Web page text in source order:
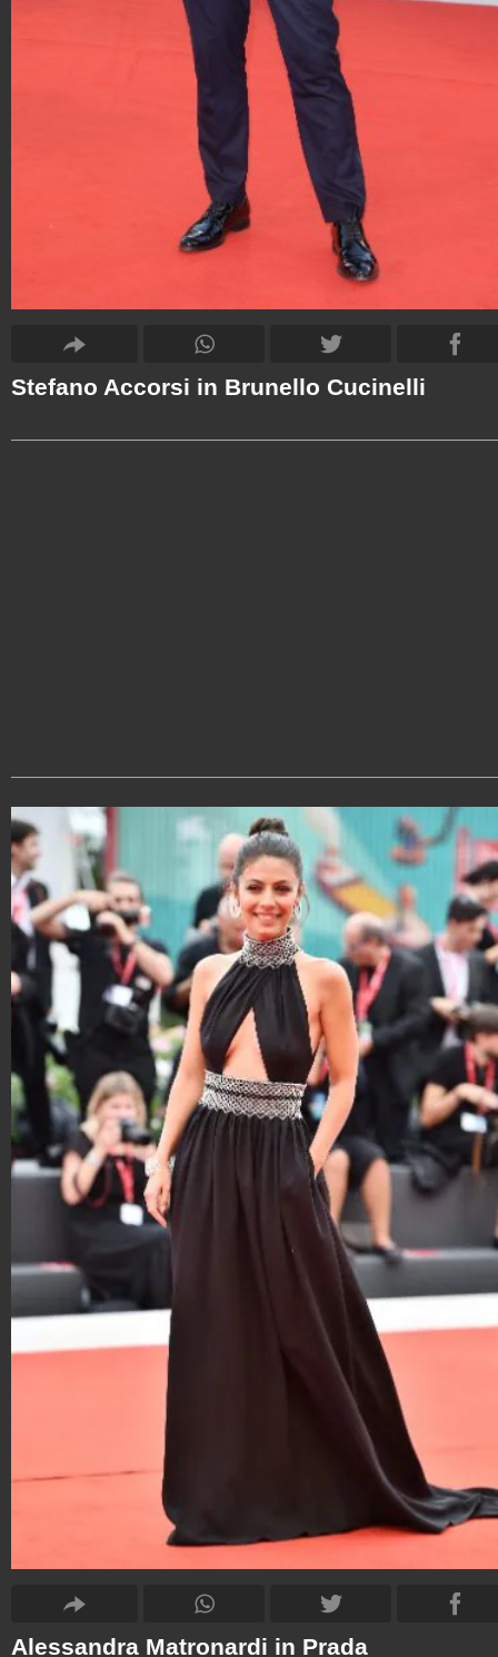
Stefano Accorsi in Brunello Cucinelli
Alessandra Matronardi in Prada